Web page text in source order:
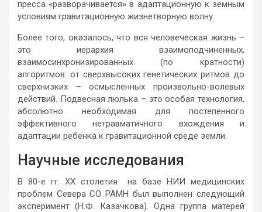
пресса «разворачивается» в адаптационную к земным
условиям гравитационную жизнетворную волну.
Более того, оказалось, что вся человеческая жизнь –
это иерархия взаимоподчиненных,
взаимосинхронизированных (по кратности)
алгоритмов: от сверхвысоких генетических ритмов до
сверхнизких – осмысленных произвольно-волевых
действий. Подвесная люлька – это особая технология,
абсолютно необходимая для постепенного
эффективного нетравматичного вхождения и
адаптации ребенка к гравитационной среде земли.
Научные исследования
В 80-е гг. ХХ столетия на базе НИИ медицинских
проблем Севера СО РАМН был выполнен следующий
эксперимент (Н.Ф. Казачкова). Одна группа матерей